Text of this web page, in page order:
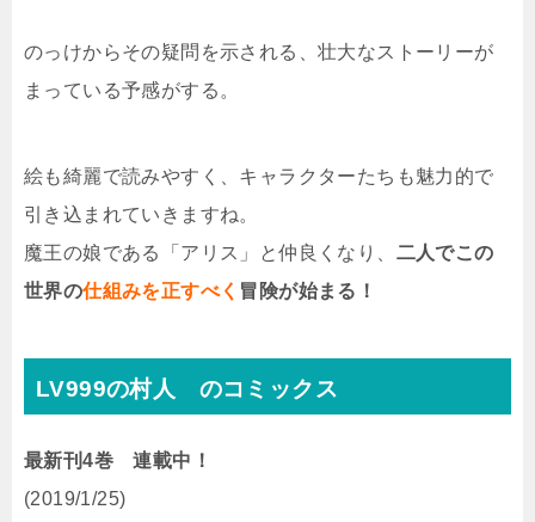
のっけからその疑問を示される、壮大なストーリーが
まっている予感がする。
絵も綺麗で読みやすく、キャラクターたちも魅力的で
引き込まれていきますね。
魔王の娘である「アリス」と仲良くなり、 二人でこの
世界の仕組みを正すべく 冒険が始まる！
LV999の村人 のコミックス
最新刊4巻 連載中！
(2019/1/25)